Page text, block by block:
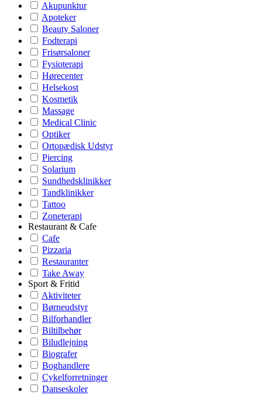
Akupunktur
Apoteker
Beauty Saloner
Fodterapi
Frisørsaloner
Fysioterapi
Hørecenter
Helsekost
Kosmetik
Massage
Medical Clinic
Optiker
Ortopædisk Udstyr
Piercing
Solarium
Sundhedsklinikker
Tandklinikker
Tattoo
Zoneterapi
Restaurant & Cafe
Cafe
Pizzaria
Restauranter
Take Away
Sport & Fritid
Aktiviteter
Børneudstyr
Bilforhandler
Biltilbehør
Biludlejning
Biografer
Boghandlere
Cykelforretninger
Danseskoler